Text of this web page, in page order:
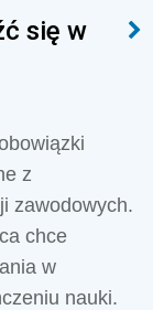
się w
z
zawodowych.
chce
w
nauki.